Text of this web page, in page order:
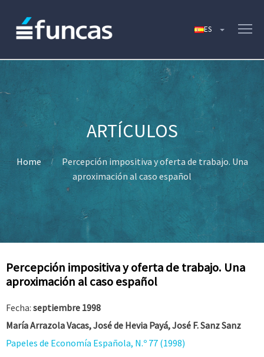
Home
Percepción impositiva y oferta de trabajo. Una
aproximación al caso español
Percepción impositiva y oferta de trabajo. Una
aproximación al caso español
Fecha: septiembre 1998
María Arrazola Vacas, José de Hevia Payá, José F. Sanz Sanz
Papeles de Economía Española, N.º 77 (1998)